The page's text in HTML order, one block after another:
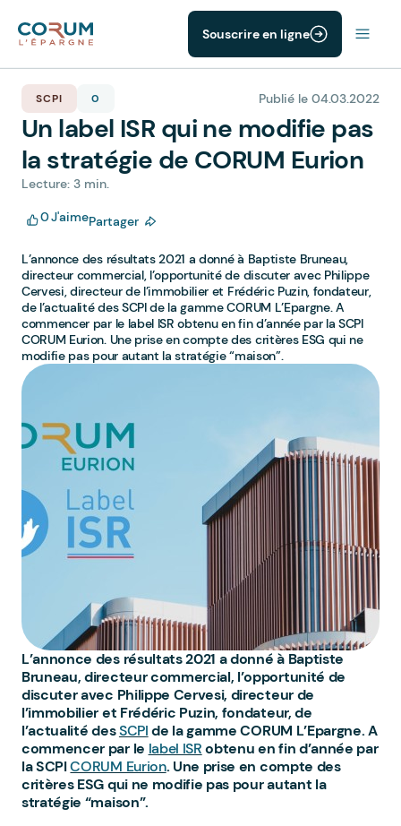
Souscrire en ligne
SCPI 0 Publié le 04.03.2022
Un label ISR qui ne modifie pas
la stratégie de CORUM Eurion
Lecture: 3 min.
0J'aimePartager
L’annonce des résultats 2021 a donné à Baptiste Bruneau,
directeur commercial, l’opportunité de discuter avec Philippe
Cervesi, directeur de l’immobilier et Frédéric Puzin, fondateur,
de l’actualité des SCPI de la gamme CORUM L’Epargne. A
commencer par le label ISR obtenu en fin d’année par la SCPI
CORUM Eurion. Une prise en compte des critères ESG qui ne
modifie pas pour autant la stratégie “maison”.
L’annonce des résultats 2021 a donné à Baptiste
Bruneau, directeur commercial, l’opportunité de
discuter avec Philippe Cervesi, directeur de
l’immobilier et Frédéric Puzin, fondateur, de
l’actualité desSCPIde la gamme CORUM L’Epargne. A
commencer par le label ISRobtenu en fin d’année par
la SCPICORUM Eurion. Une prise en compte des
critères ESG qui ne modifie pas pour autant la
stratégie “maison”.